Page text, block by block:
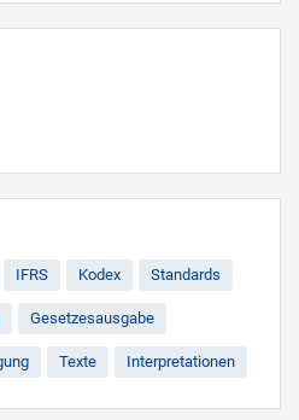
IFRS Kodex Standards
Gesetzesausgabe
Texte Interpretationen